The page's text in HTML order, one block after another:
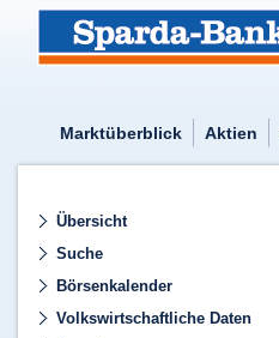
Marktüberblick Aktien
Übersicht
Suche
Börsenkalender
Volkswirtschaftliche Daten